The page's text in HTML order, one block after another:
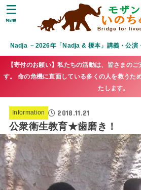
Nadja －2026年「Nadja & 榎本」講義・公演
MENU
【寄付のお願い】私たちの活動は、皆さまの
す。 命の危機に直面している多くの人を救うた
たします。
Information 2018.11.21
公衆衛生教育★歯磨き！